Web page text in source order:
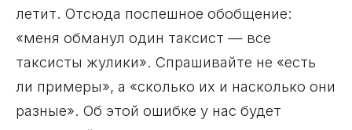
летит. Отсюда поспешное обобщение:
«меня обманул один таксист — все
таксисты жулики». Спрашивайте не «есть
ли примеры», а «сколько их и насколько они
разные». Об этой ошибке у нас будет